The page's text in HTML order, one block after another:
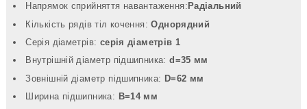
Напрямок сприйняття навантаження: Радіальний
Кількість рядів тіл кочення:Однорядний
Серія діаметрів: серія діаметрів 1
Внутрішній діаметр підшипника:d=35 мм
Зовнішній діаметр підшипника: D=62 мм
Ширина підшипника: B=14 мм